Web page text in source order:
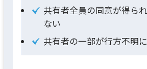
共有者全員の同意が得ら
ない
共有者の一部が行方不明